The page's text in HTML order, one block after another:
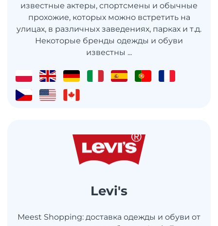
известные актеры, спортсмены и обычные
прохожие, которых можно встретить на
улицах, в различных заведениях, парках и т.д.
Некоторые бренды одежды и обуви
известны ...
Levi's
Meest Shopping: доставка одежды и обуви от